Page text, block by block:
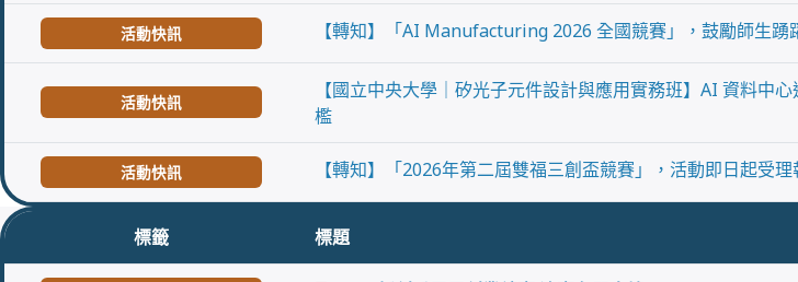
活動快訊 【轉知】「AI Manufacturing 2026 全國競賽」，鼓勵師生踴
活動快訊
【國立中央大學｜矽光子元件設計與應用實務班】AI 資料中
檻
活動快訊 【轉知】「2026年第二屆雙福三創盃競賽」，活動即日起受
標籤 標題